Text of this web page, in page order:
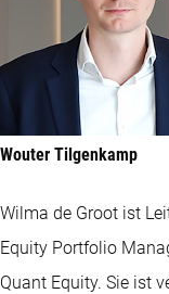
Wouter Tilgenkamp
Wilma de Groot ist
Equity Portfolio
Quant Equity. Sie ist